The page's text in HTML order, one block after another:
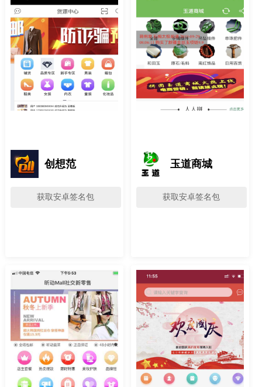
创想范
获取安卓签名包
玉道商城
获取安卓签名包